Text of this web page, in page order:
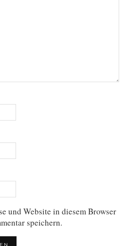
und Website in diesem Browser
speichern.